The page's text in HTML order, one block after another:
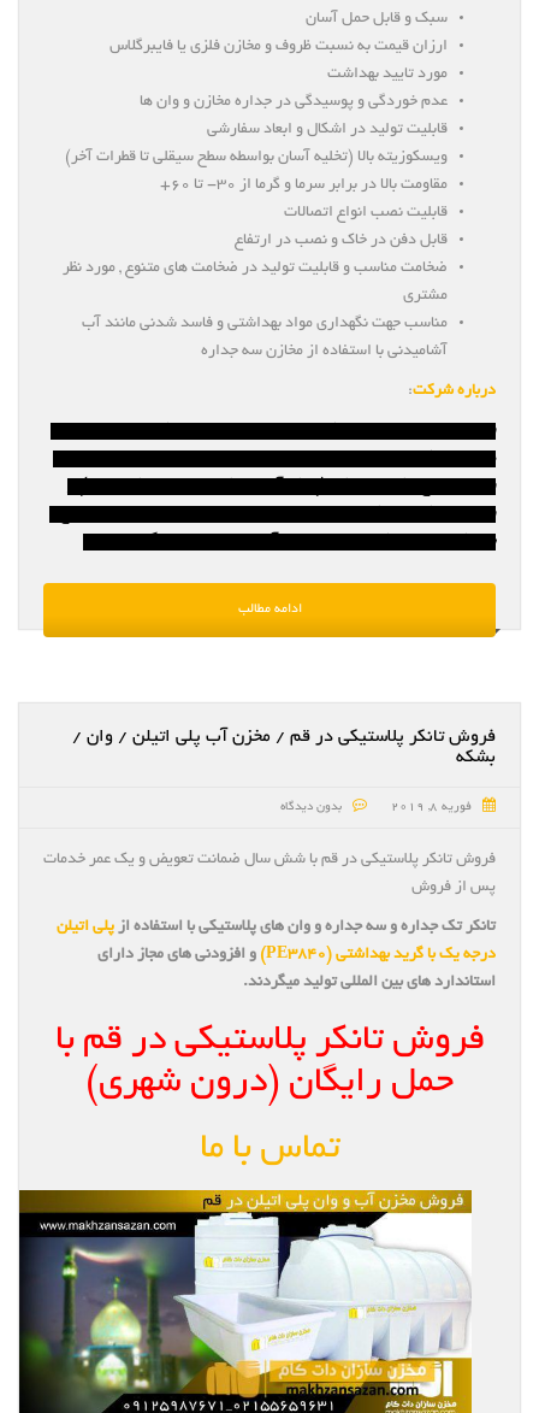
سبک و قابل حمل آسان
ارزان قیمت به نسبت ظروف و مخازن فلزی یا فایبرگلاس
مورد تایید بهداشت
عدم خوردگی و پوسیدگی در جداره مخازن و وان ها
قابلیت تولید در اشکال و ابعاد سفارشی
ویسکوزیته بالا (تخلیه آسان بواسطه سطح سیقلی تا قطرات آخر)
مقاومت بالا در برابر سرما و گرما از ۳۰- تا ۶۰+
قابلیت نصب انواع اتصالات
قابل دفن در خاک و نصب در ارتفاع
ضخامت مناسب و قابلیت تولید در ضخامت های متنوع , مورد نظر
مشتری
مناسب جهت نگهداری مواد بهداشتی و فاسد شدنی مانند آب
آشامیدنی با استفاده از مخازن سه جداره
درباره شرکت:
ادامه مطالب
فروش تانکر پلاستیکی در قم / مخزن آب پلی اتیلن / وان /
بشکه
فوریه 8, 2019 بدون دیدگاه
فروش تانکر پلاستیکی در قم با شش سال ضمانت تعویض و یک عمر خدمات
پس از فروش
تانکر تک جداره و سه جداره و وان های پلاستیکی با استفاده از پلی اتیلن
درجه یک با گرید بهداشتی (PE3840)
و افزودنی های مجاز دارای
استاندارد های بین المللی تولید میگردند.
فروش تانکر پلاستیکی در قم با
حمل رایگان (درون شهری)
تماس با ما